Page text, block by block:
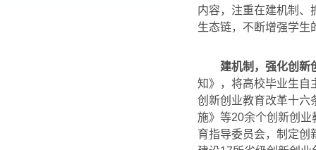
内容，注重在建机制、
生态链，不断增强学生
建机制，强化创新
知》，将高校毕业生自
创新创业教育改革十六
施》等20余个创新创
育指导委员会，制定创